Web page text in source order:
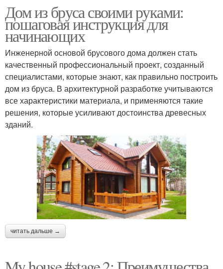
Дом из бруса своими руками:
пошаговая инструкция для
начинающих
Инженерной основой брусового дома должен стать
качественный профессиональный проект, созданный
специалистами, которые знают, как правильно построить
дом из бруса. В архитектурной разработке учитываются
все характеристики материала, и применяются такие
решения, которые усиливают достоинства древесных
зданий.
читать дальше →